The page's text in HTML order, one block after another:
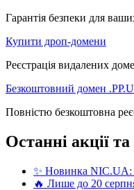
Гарантія безпеки для
Купити дроп-домени
Реєстрація видалених
Безкоштовний домен
Повністю безкоштовна
Останні акції
✨ Новинка NIC.UA:
🔥 Лише до 20